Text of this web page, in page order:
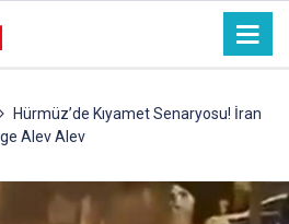
Hürmüz’de Kıyamet Senaryosu! İran
Alev Alev